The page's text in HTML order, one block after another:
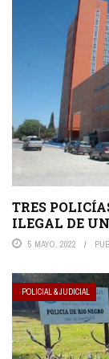
TRES
ILEGAL DE
5 MAYO, 2022
POLICIAL & JUDICIAL